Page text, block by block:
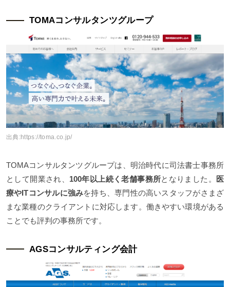
TOMAコンサルタンツグループ
出典:https://toma.co.jp/
TOMAコンサルタンツグループは、明治時代に司法書士事務所
として開業され、 100年以上続く老舗事務所となりました。
医
療やITコンサルに強みを持ち、専門性の高いスタッフがさまざ
まな業種のクライアントに対応します。働きやすい環境がある
ことでも評判の事務所です。
AGSコンサルティング会計